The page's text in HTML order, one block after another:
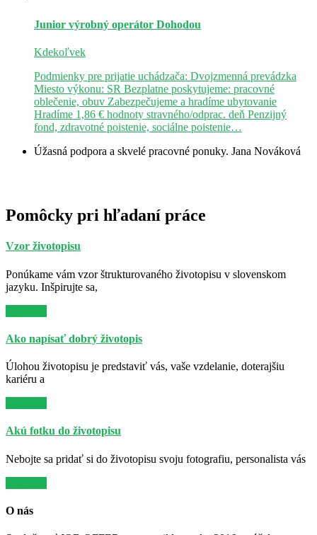
Junior výrobný operátor Dohodou
Kdekoľvek
Podmienky pre prijatie uchádzača: Dvojzmenná prevádzka
Miesto výkonu: SR Bezplatne poskytujeme: pracovné
oblečenie, obuv Zabezpečujeme a hradíme ubytovanie
Hradíme 1,86 € hodnoty stravného/odprac. deň Penzijný
fond, zdravotné poistenie, sociálne poistenie…
Úžasná podpora a skvelé pracovné ponuky. Jana Nováková
Pomôcky pri hľadaní práce
Vzor životopisu
Ponúkame vám vzor štrukturovaného životopisu v slovenskom
jazyku. Inšpirujte sa,
Ako napísať dobrý životopis
Úlohou životopisu je predstaviť vás, vaše vzdelanie, doterajšiu
kariéru a
Akú fotku do životopisu
Nebojte sa pridať si do životopisu svoju fotografiu, personalista vás
O nás